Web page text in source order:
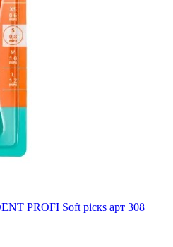
PROFI Soft picкs арт 308